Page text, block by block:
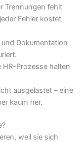
Trennungen fehlt
Fehler kostet
Dokumentation
HR-Prozesse halten
ausgelastet – eine
kaum her.
weil sie sich